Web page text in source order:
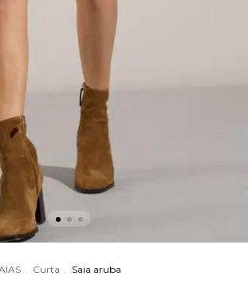
. Curta . Saia aruba